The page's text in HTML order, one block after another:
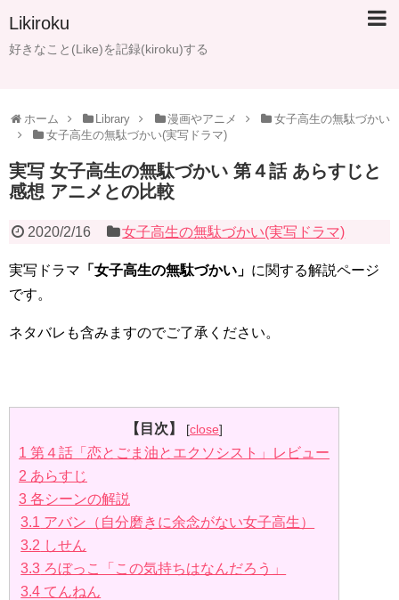
Likiroku
好きなこと(Like)を記録(kiroku)する
ホーム Library 漫画やアニメ
女子高生の無駄づかい
女子高生の無駄づかい(実写ドラマ)
実写 女子高生の無駄づかい 第４話 あらすじと
感想 アニメとの比較
2020/2/16 女子高生の無駄づかい(実写ドラマ)
実写ドラマ 「女子高生の無駄づかい」 に関する解説ページ
です。
ネタバレも含みますのでご了承ください。
【目次】 [close]
1 第４話「恋とごま油とエクソシスト」レビュー
2 あらすじ
3 各シーンの解説
3.1 アバン（自分磨きに余念がない女子高生）
3.2 しせん
3.3 ろぼっこ「この気持ちはなんだろう」
3.4 てんねん